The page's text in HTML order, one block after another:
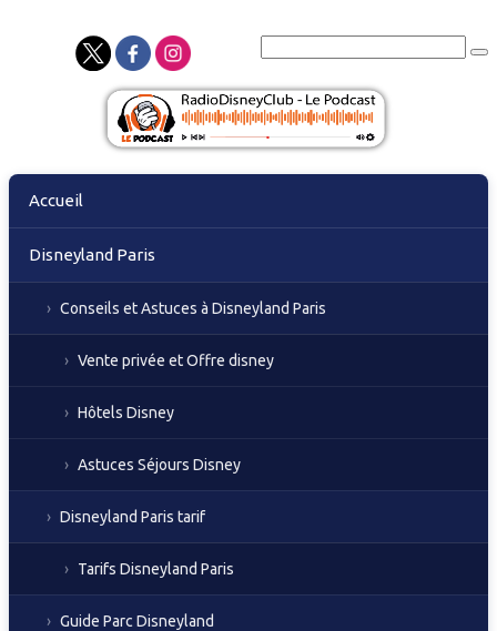
Skip
Accueil
Disneyland Paris
Conseils et Astuces à Disneyland Paris
Vente privée et Offre disney
Hôtels Disney
Astuces Séjours Disney
Disneyland Paris tarif
Tarifs Disneyland Paris
Guide Parc Disneyland